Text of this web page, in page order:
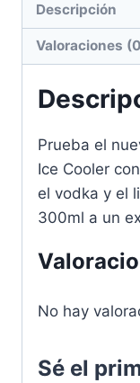
Descripción
Valoraciones
Prueba el
Ice Cooler
el vodka y el
300ml a un
No hay
Sé el